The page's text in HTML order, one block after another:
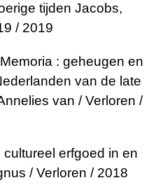
tijden Jacobs,
/ 2019
: geheugen en
van de late
van / Verloren /
erfgoed in en
/ Verloren / 2018